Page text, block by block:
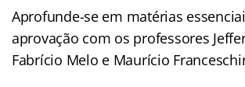
Aprofunde-se em matérias
aprovação com os professores
Fabrício Melo e Maurício